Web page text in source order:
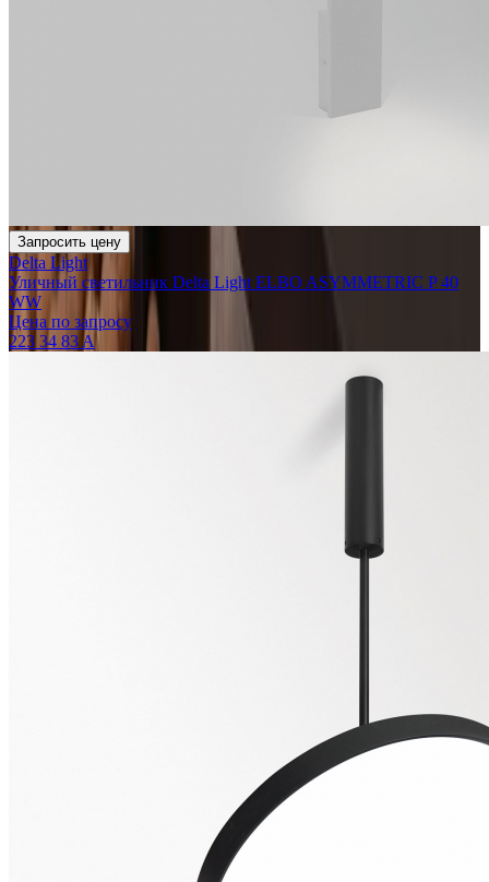
Запросить цену
Delta Light
Уличный светильник Delta Light ELBO ASYMMETRIC P 40
WW
Цена по запросу
223 34 83 A